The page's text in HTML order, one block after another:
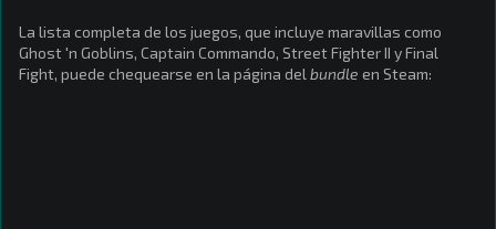
La lista completa de los juegos, que incluye maravillas como
Ghost 'n Goblins, Captain Commando, Street Fighter II y Final
Fight, puede chequearse en la página del bundle en Steam: